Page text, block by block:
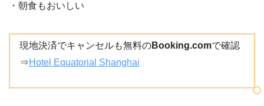
・朝食もおいしい
現地決済でキャンセルも無料のBooking.comで確認
⇒Hotel Equatorial Shanghai